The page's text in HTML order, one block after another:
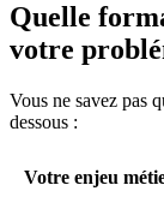
Quelle
votre
Vous ne savez pas
dessous :
Votre enjeu